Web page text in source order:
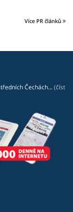
Více PR článků
Čechách... (číst